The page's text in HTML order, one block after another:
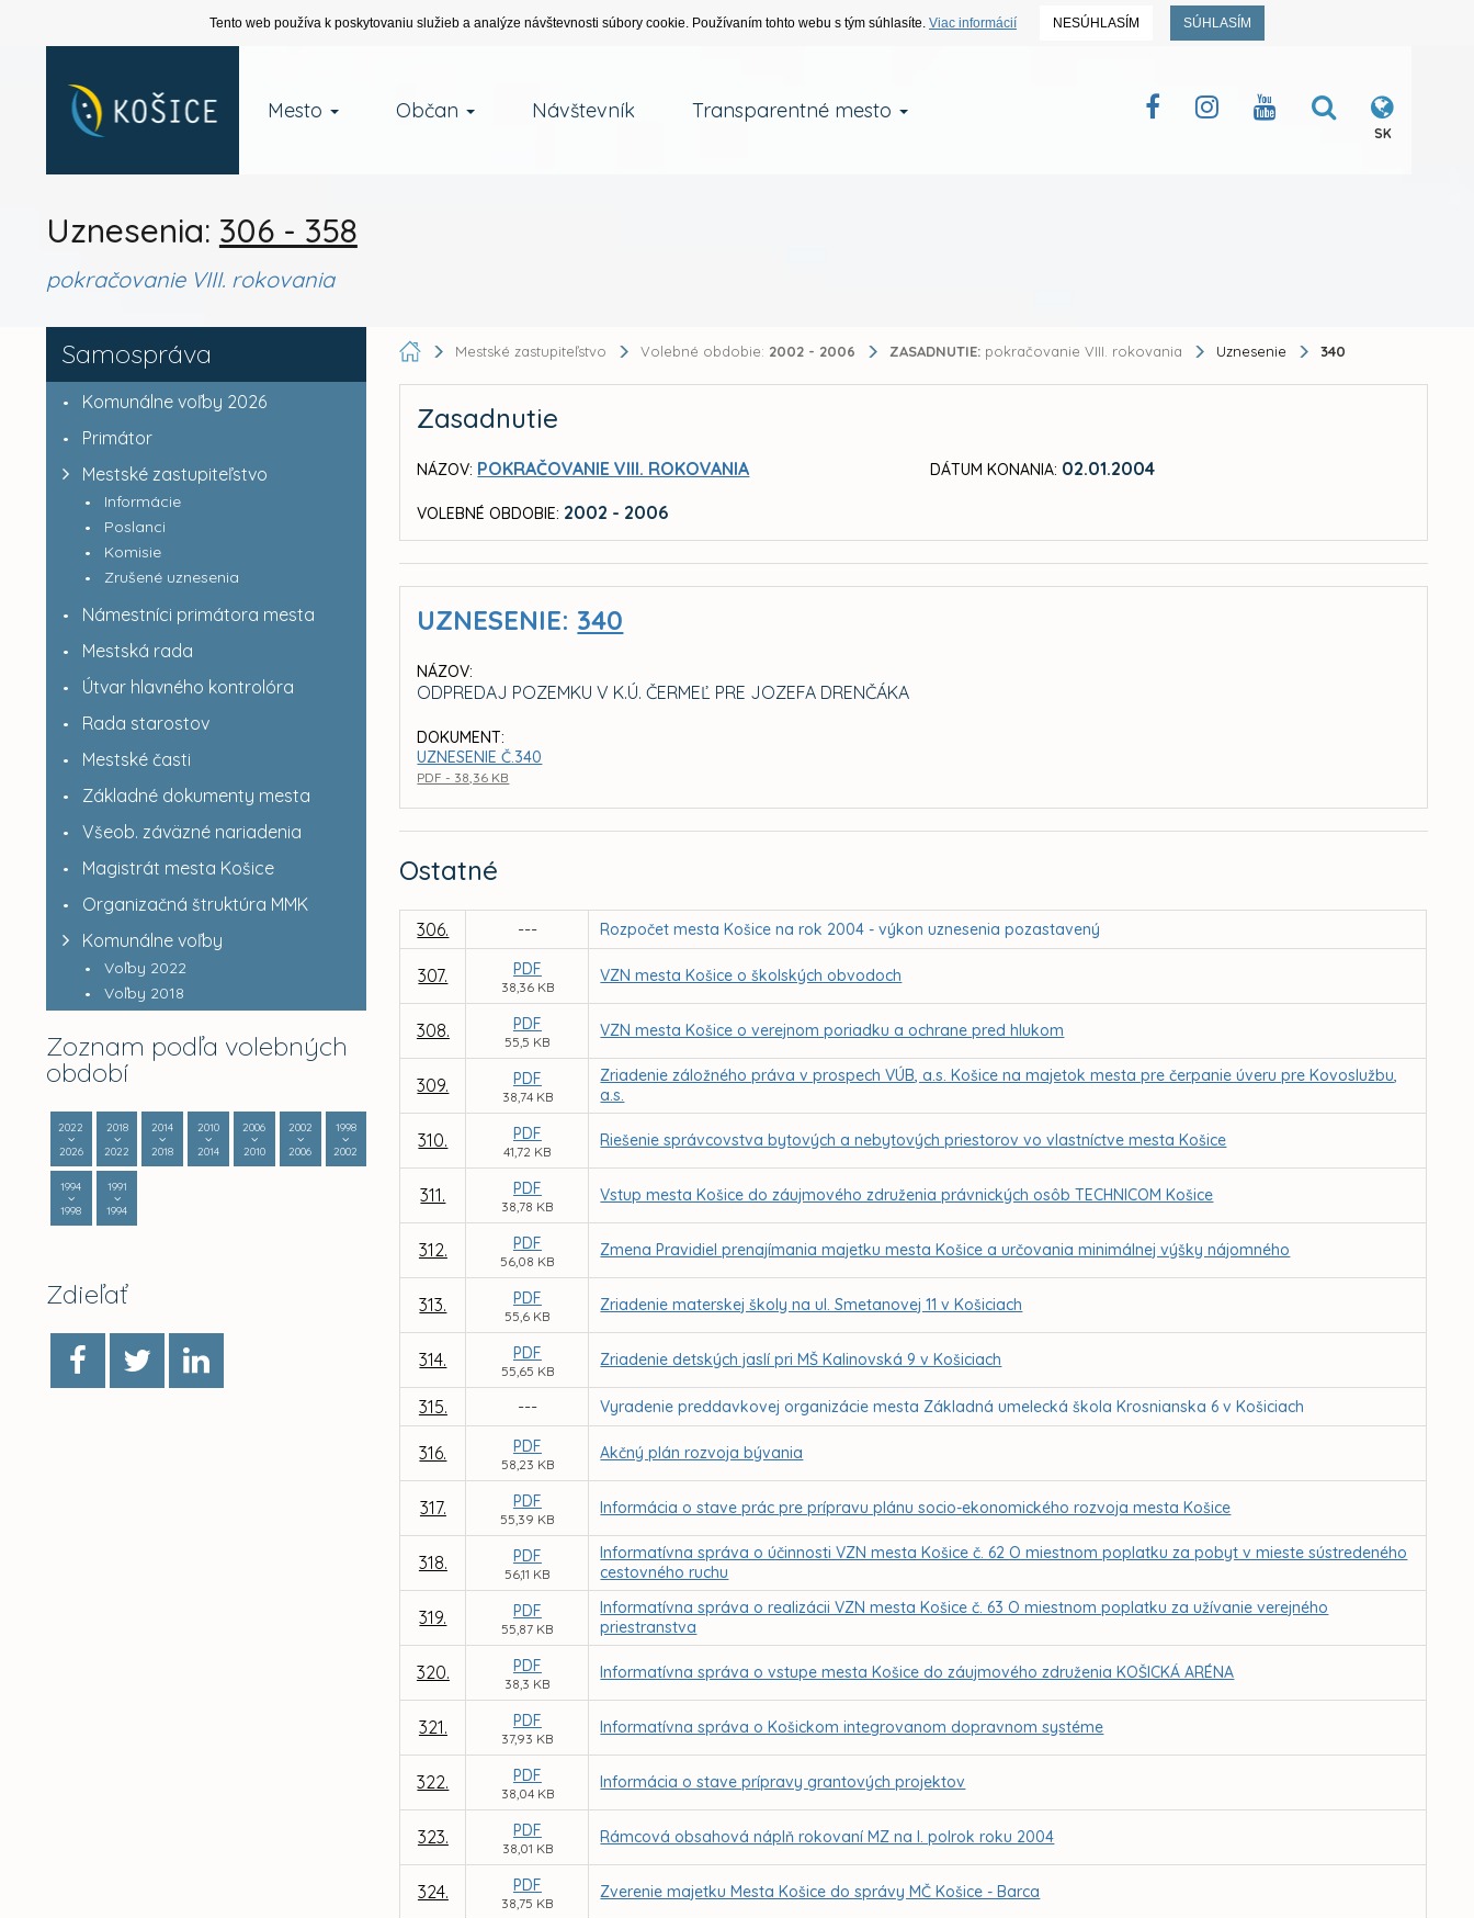
Tento web používa k poskytovaniu služieb a analýze návštevnosti súbory cookie. Používaním tohto webu s tým súhlasíte. Viac informácií NESÚHLASÍM SÚHLASÍM
Mesto Občan Návštevník Transparentné mesto
SK
Uznesenia: 306 - 358
pokračovanie VIII. rokovania
Samospráva
Komunálne voľby 2026
Primátor
Mestské zastupiteľstvo
Informácie
Poslanci
Komisie
Zrušené uznesenia
Námestníci primátora mesta
Mestská rada
Útvar hlavného kontrolóra
Rada starostov
Mestské časti
Základné dokumenty mesta
Všeob. záväzné nariadenia
Magistrát mesta Košice
Organizačná štruktúra MMK
Komunálne voľby
Voľby 2022
Voľby 2018
Zoznam podľa volebných
období
2022
2026
2018
2022
2014
2018
2010
2014
2006
2010
2002
2006
1998
2002
1994
1998
1991
1994
Zdieľať
Mestské zastupiteľstvo Volebné obdobie: 2002 - 2006 ZASADNUTIE: pokračovanie VIII. rokovania Uznesenie 340
Zasadnutie
NÁZOV: POKRAČOVANIE VIII. ROKOVANIA
VOLEBNÉ OBDOBIE: 2002 - 2006
DÁTUM KONANIA: 02.01.2004
UZNESENIE: 340
NÁZOV:
ODPREDAJ POZEMKU V K.Ú. ČERMEĽ PRE JOZEFA DRENČÁKA
DOKUMENT:
UZNESENIE Č.340
PDF - 38,36 KB
Ostatné
306. --- Rozpočet mesta Košice na rok 2004 - výkon uznesenia pozastavený
307. PDF
38,36 KB
VZN mesta Košice o školských obvodoch
308. PDF
55,5 KB
VZN mesta Košice o verejnom poriadku a ochrane pred hlukom
309. PDF
38,74 KB
Zriadenie záložného práva v prospech VÚB, a.s. Košice na majetok mesta pre čerpanie úveru pre Kovoslužbu,
a.s.
310. PDF
41,72 KB
Riešenie správcovstva bytových a nebytových priestorov vo vlastníctve mesta Košice
311. PDF
38,78 KB
Vstup mesta Košice do záujmového združenia právnických osôb TECHNICOM Košice
312. PDF
56,08 KB
Zmena Pravidiel prenajímania majetku mesta Košice a určovania minimálnej výšky nájomného
313. PDF
55,6 KB
Zriadenie materskej školy na ul. Smetanovej 11 v Košiciach
314. PDF
55,65 KB
Zriadenie detských jaslí pri MŠ Kalinovská 9 v Košiciach
315. --- Vyradenie preddavkovej organizácie mesta Základná umelecká škola Krosnianska 6 v Košiciach
316. PDF
58,23 KB
Akčný plán rozvoja bývania
317. PDF
55,39 KB
Informácia o stave prác pre prípravu plánu socio-ekonomického rozvoja mesta Košice
318. PDF
56,11 KB
Informatívna správa o účinnosti VZN mesta Košice č. 62 O miestnom poplatku za pobyt v mieste sústredeného
cestovného ruchu
319. PDF
55,87 KB
Informatívna správa o realizácii VZN mesta Košice č. 63 O miestnom poplatku za užívanie verejného
priestranstva
320. PDF
38,3 KB
Informatívna správa o vstupe mesta Košice do záujmového združenia KOŠICKÁ ARÉNA
321. PDF
37,93 KB
Informatívna správa o Košickom integrovanom dopravnom systéme
322. PDF
38,04 KB
Informácia o stave prípravy grantových projektov
323. PDF
38,01 KB
Rámcová obsahová náplň rokovaní MZ na I. polrok roku 2004
324. PDF
38,75 KB
Zverenie majetku Mesta Košice do správy MČ Košice - Barca